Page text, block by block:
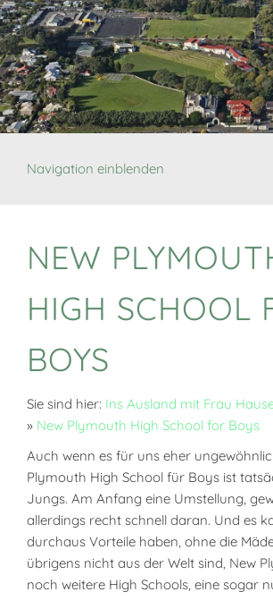
Navigation einblenden
NEW
HIGH SCHOOL
BOYS
Sie sind hier: Ins Ausland mit Frau
» New Plymouth High School for Boys
Auch wenn es für uns eher
Plymouth High School für Boys ist
Jungs. Am Anfang eine Umstellung,
allerdings recht schnell daran. Und es
durchaus Vorteile haben, ohne die
übrigens nicht aus der Welt sind, New
noch weitere High Schools, eine sogar